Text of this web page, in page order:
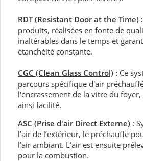
RDT (Resistant Door at the Time) :
produits, réalisées en fonte de
inaltérables dans le temps et
étanchéité constante.
CGC (Clean Glass Control) : Ce
parcours spécifique d'air
l'encrassement de la vitre du
ainsi facilité.
ASC (Prise d'air Direct Externe) :
l’air de l’extérieur, le préchauffe
l’air ambiant. L’air est ensuite
pour la combustion.